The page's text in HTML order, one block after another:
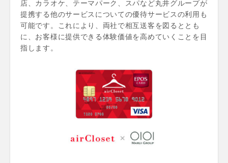
店、カラオケ、テーマパーク、スパなど丸井グループが
提携する他のサービスについての優待サービスの利用も
可能です。これにより、両社で相互送客を図るととも
に、お客様に提供できる体験価値を高めていくことを目
指します。